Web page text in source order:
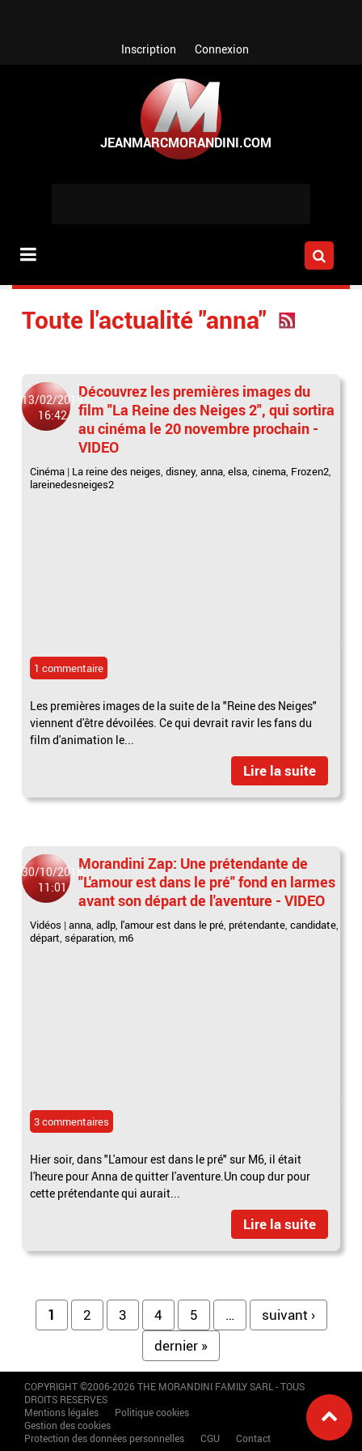
Inscription Connexion
Toute l'actualité "anna"
13/02/2019
16:42
Découvrez les premières images du
film "La Reine des Neiges 2", qui sortira
au cinéma le 20 novembre prochain -
VIDEO
Cinéma | La reine des neiges,disney,anna,elsa,cinema, Frozen2,
lareinedesneiges2
1 commentaire
Les premières images de la suite de la "Reine des Neiges"
viennent d'être dévoilées. Ce qui devrait ravir les fans du
film d'animation le...
Lire la suite
30/10/2018
11:01
Morandini Zap: Une prétendante de
"L'amour est dans le pré" fond en larmes
avant son départ de l'aventure - VIDEO
Vidéos |anna,adlp, l'amour est dans le pré, prétendante,candidate,
départ,séparation, m6
3 commentaires
Hier soir, dans "L'amour est dans le pré" sur M6, il était
l'heure pour Anna de quitter l'aventure.Un coup dur pour
cette prétendante qui aurait...
Lire la suite
Pages
1 2 3 4 5 …
suivant ›
dernier »
COPYRIGHT ©2006-2026 THE MORANDINI FAMILY SARL - TOUS
DROITS RESERVES
Mentions légales
Politique cookies
Gestion des cookies
Protection des données personnelles
CGU Contact